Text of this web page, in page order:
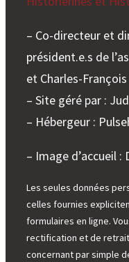
– Co-directeur et
président.e.s de
et Charles-
– Site géré par :
– Hébergeur :
– Image d’accueil :
Les seules données
celles fournies
formulaires en ligne.
rectification et de
concernant par simple